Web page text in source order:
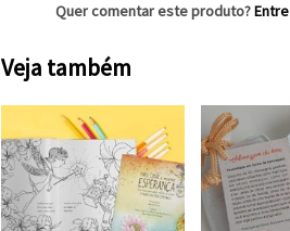
Quer comentar este produto?Entre
Veja também